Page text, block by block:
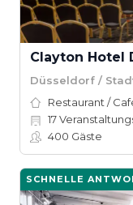
Clayton Hotel
Düsseldorf /
Restaurant /
17
400 Gäste
SCHNELLE